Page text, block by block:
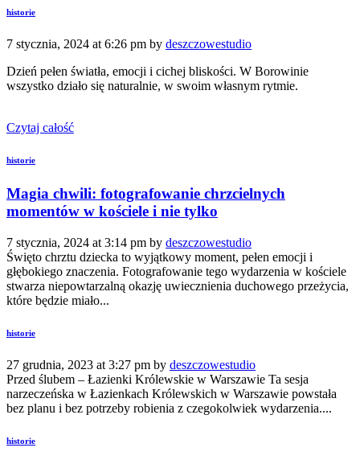
historie
7 stycznia, 2024 at 6:26 pm by deszczowestudio
Dzień pełen światła, emocji i cichej bliskości. W Borowinie
wszystko działo się naturalnie, w swoim własnym rytmie.
Czytaj całość
historie
Magia chwili: fotografowanie chrzcielnych
momentów w kościele i nie tylko
7 stycznia, 2024 at 3:14 pm by deszczowestudio
Święto chrztu dziecka to wyjątkowy moment, pełen emocji i
głębokiego znaczenia. Fotografowanie tego wydarzenia w kościele
stwarza niepowtarzalną okazję uwiecznienia duchowego przeżycia,
które będzie miało...
historie
27 grudnia, 2023 at 3:27 pm by deszczowestudio
Przed ślubem – Łazienki Królewskie w Warszawie Ta sesja
narzeczeńska w Łazienkach Królewskich w Warszawie powstała
bez planu i bez potrzeby robienia z czegokolwiek wydarzenia....
historie